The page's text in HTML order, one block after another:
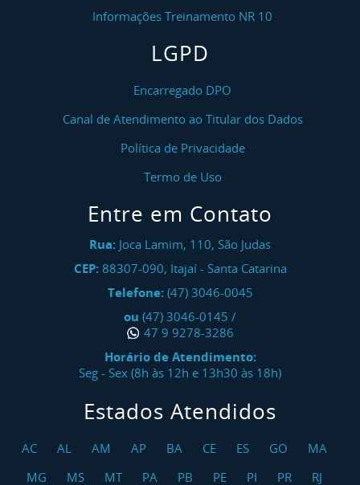
Informações Treinamento NR 10
LGPD
Encarregado DPO
Canal de Atendimento ao Titular dos Dados
Política de Privacidade
Termo de Uso
Entre em Contato
Rua: Joca Lamim, 110, São Judas
CEP: 88307-090, Itajaí- Santa Catarina
Telefone: (47) 3046-0045
ou (47) 3046-0145 /
47 9 9278-3286
Horário de Atendimento:
Seg - Sex (8h às 12h e 13h30 às 18h)
Estados Atendidos
AC AL AM AP BA CE ES GO
MA
MG
MS MT PA PB PE PI PR
RJ